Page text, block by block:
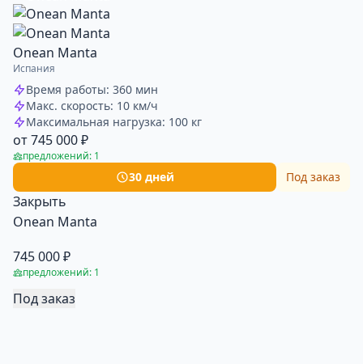
Onean Manta
Испания
Время работы: 360 мин
Макс. скорость: 10 км/ч
Максимальная нагрузка: 100 кг
от 745 000 ₽
предложений: 1
30 дней Под заказ
Закрыть
Onean Manta
745 000 ₽
предложений: 1
Под заказ